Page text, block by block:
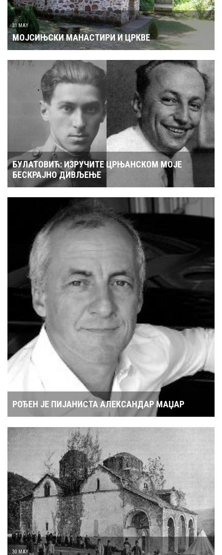
31 MAY
МОЈСИЊСКИ МАНАСТИРИ И ЦРКВЕ
БУЛАТОВИЋ: ИЗРУЧИТЕ ЦРЊАНСКОМ МОЈЕ
БЕСКРАЈНО ДИВЉЕЊЕ
РОЂЕН ЈЕ ПИЈАНИСТА АЛЕКСАНДАР МАЏАР
30 MAY